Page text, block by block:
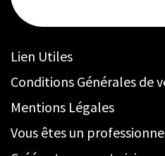
Lien Utiles
Conditions Générales de
Mentions Légales
Vous êtes un